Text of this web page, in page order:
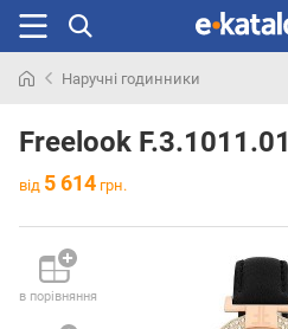
раніше
Наручні годинники
Freelook F.3.1011.01
від 5 614 грн.
в порівняння